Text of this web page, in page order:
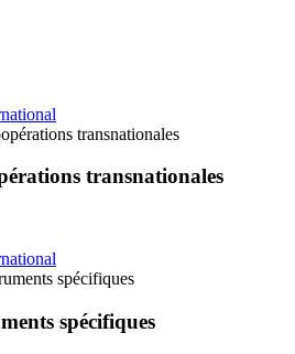
transnationales
transnationales
spécifiques
spécifiques